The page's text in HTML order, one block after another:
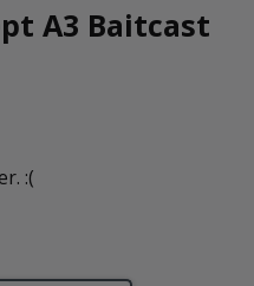
A3 Baitcast
:(